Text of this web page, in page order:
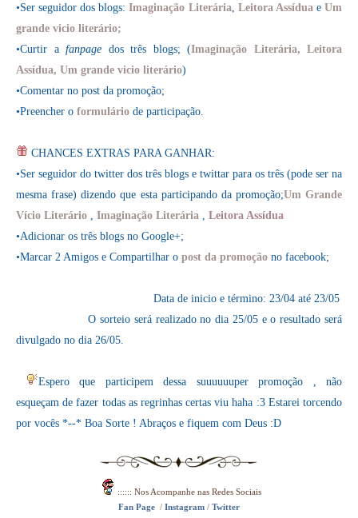
•Ser seguidor dos blogs:Imaginação Literária Leitora Assídua eUm
grande vicio literário;
•Curtir a fanpage dos três blogs; (Imaginação Literária, Leitora
Assídua, Um grande vicio literário)
•Comentar no post da promoção;
•Preencher o formulário de participação.
CHANCES EXTRAS PARA GANHAR:
•Ser seguidor do twitter dos três blogs e twittar para os três (pode ser na
mesma frase) dizendo que esta participando da promoção;Um Grande
Vício Literário
Imaginação Literária
Leitora Assídua
•Adicionar os três blogs no Google+;
•Marcar 2 Amigos e Compartilhar o post da promoção no facebook;
Data de inicio e término: 23/04 até 23/05
O sorteio será realizado no dia 25/05 e o resultado será
divulgado no dia 26/05.
Espero que participem dessa suuuuuuper promoção , não
esqueçam de fazer todas as regrinhas certas viu haha :3 Estarei torcendo
por vocês *--* Boa Sorte ! Abraços e fiquem com Deus :D
:::::: Nos Acompanhe nas Redes Sociais
Fan Page / Instagram / Twitter